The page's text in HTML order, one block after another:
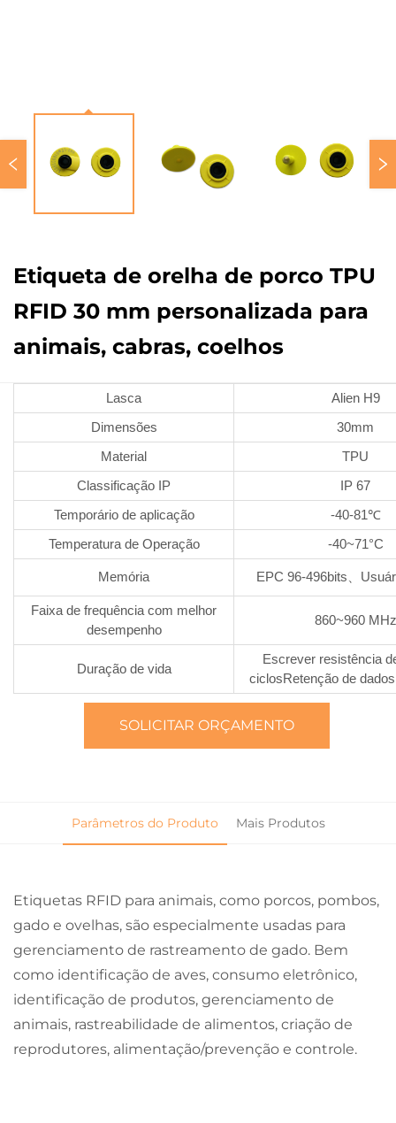
Etiqueta de orelha de porco TPU
RFID 30 mm personalizada para
animais, cabras, coelhos
Lasca
Alien H9
Dimensões
30mm
Material
TPU
Classificação IP
IP 67
Temporário de aplicação
-40-81℃
Temperatura de Operação
-40~71°C
Memória EPC 96-496bits、
Faixa de frequência com melhor
desempenho
860~960 MHz
Duração de vida
Escrever resistência
ciclosRetenção de
SOLICITAR ORÇAMENTO
Parâmetros do Produto Mais Produtos
Etiquetas RFID para animais, como porcos, pombos,
gado e ovelhas, são especialmente usadas para
gerenciamento de rastreamento de gado. Bem
como identificação de aves, consumo eletrônico,
identificação de produtos, gerenciamento de
animais, rastreabilidade de alimentos, criação de
reprodutores, alimentação/prevenção e controle.